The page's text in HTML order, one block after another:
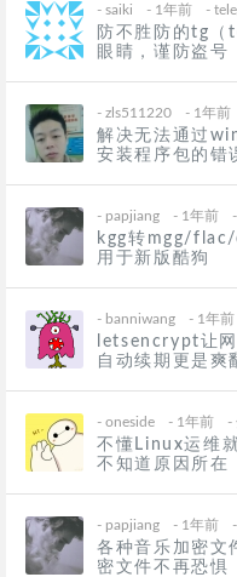
防不胜防的tg（
眼睛，谨防盗号
-saiki - 1年前 -
解决无法通过
安装程序包的错
-zls511220 - 1年前
kgg转mgg/flac/
用于新版酷狗
- papjiang - 1年前
letsencrypt让
自动续期更是爽
- banniwang - 1年前
不懂Linux运维
不知道原因所在
-oneside - 1年前 -
各种音乐加密文
密文件不再恐惧
- papjiang - 1年前